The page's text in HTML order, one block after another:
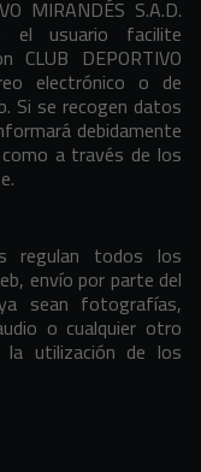
MIRANDÉS S.A.D.
el usuario facilite
DEPORTIVO
electrónico o de
Si se recogen datos
debidamente
a través de los
regulan todos los
envío por parte del
sean fotografías,
o cualquier otro
utilización de los